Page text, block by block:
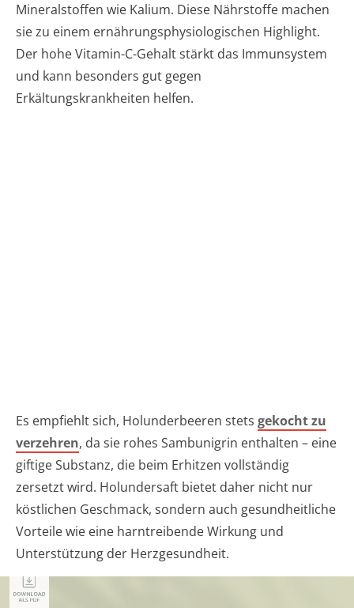
Mineralstoffen wie Kalium. Diese Nährstoffe machen
sie zu einem ernährungsphysiologischen Highlight.
Der hohe Vitamin-C-Gehalt stärkt das Immunsystem
und kann besonders gut gegen
Erkältungskrankheiten helfen.
Es empfiehlt sich, Holunderbeeren stets gekocht zu
verzehren, da sie rohes Sambunigrin enthalten – eine
giftige Substanz, die beim Erhitzen vollständig
zersetzt wird. Holundersaft bietet daher nicht nur
köstlichen Geschmack, sondern auch gesundheitliche
Vorteile wie eine harntreibende Wirkung und
Unterstützung der Herzgesundheit.